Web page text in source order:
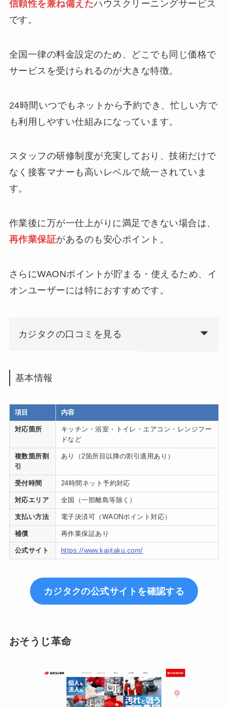
信頼性を兼ね備えたハウスクリーニングサービス
です。
全国一律の料金設定のため、どこでも同じ価格で
サービスを受けられるのが大きな特徴。
24時間いつでもネットから予約でき、忙しい方で
も利用しやすい仕組みになっています。
スタッフの研修制度が充実しており、技術だけで
なく接客マナーも高いレベルで統一されていま
す。
作業後に万が一仕上がりに満足できない場合は、
再作業保証があるのも安心ポイント。
さらにWAONポイントが貯まる・使えるため、イ
オンユーザーには特におすすめです。
カジタクの口コミを見る
基本情報
項目 内容
対応箇所
キッチン・浴室・トイレ・エアコン・レンジフー
ドなど
複数箇所割
引
あり（2箇所目以降の割引適用あり）
受付時間 24時間ネット予約対応
対応エリア 全国（一部離島等除く）
支払い方法 電子決済可（WAONポイント対応）
補償 再作業保証あり
公式サイト https://www.kajitaku.com/
カジタクの公式サイトを確認する
おそうじ革命